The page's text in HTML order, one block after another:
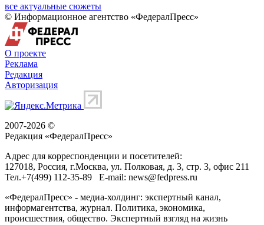
все актуальные сюжеты
© Информационное агентство «ФедералПресс»
О проекте
Реклама
Редакция
Авторизация
2007-2026 ©
Редакция «ФедералПресс»
Адрес для корреспонденции и посетителей:
127018, Россия, г.Москва, ул. Полковая, д. 3, стр. 3, офис 211
Тел.+7(499) 112-35-89 E-mail: news@fedpress.ru
«ФедералПресс» - медиа-холдинг: экспертный канал,
информагентства, журнал. Политика, экономика,
происшествия, общество. Экспертный взгляд на жизнь